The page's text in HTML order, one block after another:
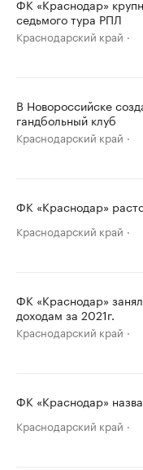
ФК «Краснодар»
седьмого тура РПЛ
Краснодарский край
В Новороссийске
гандбольный клуб
Краснодарский край
ФК «Краснодар»
Краснодарский край
ФК «Краснодар»
доходам за 2021г.
Краснодарский край
ФК «Краснодар»
Краснодарский край